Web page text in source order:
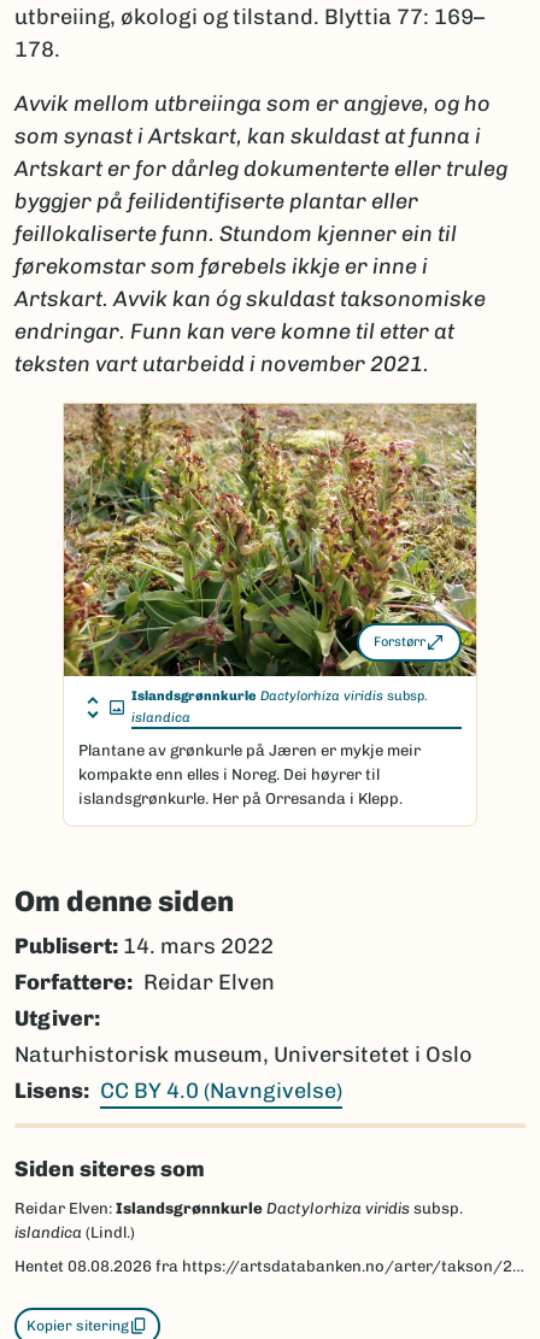
utbreiing, økologi og tilstand. Blyttia 77: 169–
178.
Avvik mellom utbreiinga som er angjeve, og ho
som synast i Artskart, kan skuldast at funna i
Artskart er for dårleg dokumenterte eller truleg
byggjer på feilidentifiserte plantar eller
feillokaliserte funn. Stundom kjenner ein til
førekomstar som førebels ikkje er inne i
Artskart. Avvik kan óg skuldast taksonomiske
endringar. Funn kan vere komne til etter at
teksten vart utarbeidd i november 2021.
Forstørr
Islandsgrønnkurle Dactylorhiza viridis subsp.
islandica
Plantane av grønkurle på Jæren er mykje meir
kompakte enn elles i Noreg. Dei høyrer til
islandsgrønkurle. Her på Orresanda i Klepp.
Om denne siden
Publisert: 14. mars 2022
Forfattere
Reidar Elven
Utgiver
Naturhistorisk museum, Universitetet i Oslo
Lisens
CC BY 4.0 (Navngivelse)
Siden siteres som
Reidar Elven: Islandsgrønnkurle Dactylorhiza viridis subsp.
islandica (Lindl.)
Hentet 08.08.2026 fra https://artsdatabanken.no/arter/takson/204351/beskrivelse
Kopier sitering